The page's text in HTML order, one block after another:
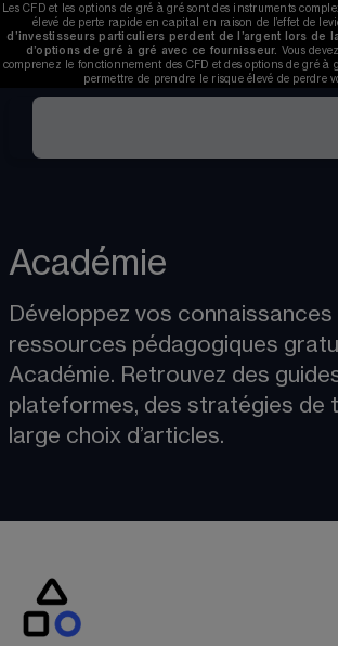
Les CFD et les options de gré à gré sont des instruments
élevé de perte rapide en capital en raison de l’effet de
d’investisseurs particuliers perdent de l’argent lors de
d’options de gré à gré avec ce fournisseur. Vous
comprenez le fonctionnement des CFD et des options de gré à
permettre de prendre le risque élevé de perdre
Académie
Développez vos
ressources pédagogiques
Académie. Retrouvez des
plateformes, des stratégies de
large choix d’articles.